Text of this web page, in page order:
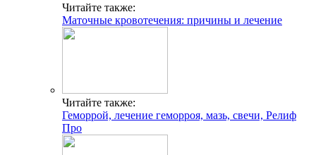
Читайте также:
Маточные кровотечения: причины и лечение
Читайте также:
Геморрой, лечение геморроя, мазь, свечи, Релиф
Про